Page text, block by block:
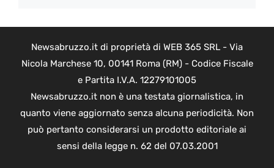
Newsabruzzo.it di proprietà di WEB 365 SRL - Via
Nicola Marchese 10, 00141 Roma (RM) - Codice Fiscale
e Partita I.V.A. 12279101005
Newsabruzzo.it non è una testata giornalistica, in
quanto viene aggiornato senza alcuna periodicità. Non
può pertanto considerarsi un prodotto editoriale ai
sensi della legge n. 62 del 07.03.2001